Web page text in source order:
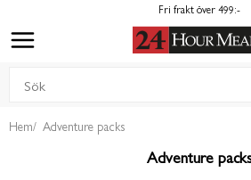
Fri frakt över 499:-
Hem Adventure packs
Adventure